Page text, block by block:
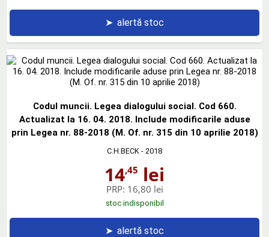
➤ alertă stoc
Codul muncii. Legea dialogului social. Cod 660.
Actualizat la 16. 04. 2018. Include modificarile aduse
prin Legea nr. 88-2018 (M. Of. nr. 315 din 10 aprilie 2018)
C.H.BECK - 2018
14,45 lei
PRP: 16,80 lei
stoc indisponibil
➤ alertă stoc